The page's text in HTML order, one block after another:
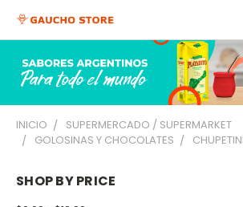
INICIO
SUPERMERCADO / SUPERMARKET
GOLOSINAS Y CHOCOLATES
SHOP BY PRICE